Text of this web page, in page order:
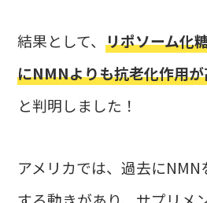
結果として、リポソーム化
にNMNよりも抗老化作用
と判明しました！
アメリカでは、過去に